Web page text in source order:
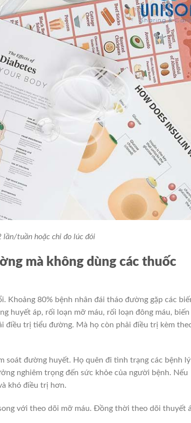
tuần hoặc chỉ đo lúc đói
mà không dùng các thuốc
80% bệnh nhân đái tháo đường gặp các
huyết áp, rối loạn mỡ máu, rối loạn đông máu, biến
điều trị tiểu đường. Mà họ còn phải điều trị kèm
soát đường huyết. Họ quên đi tình trạng các bệnh lý
nghiêm trọng đến sức khỏe của người bệnh. Nếu
khó điều trị hơn.
với theo dõi mỡ máu. Đồng thời theo dõi thuyết